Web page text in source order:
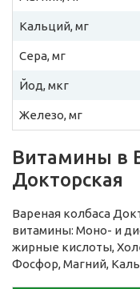
Кальций, мг
Сера, мг
Йод, мкг
Железо, мг
Витамины в
Докторская
Вареная колбаса
витамины: Моно- и
жирные кислоты,
Фосфор, Магний,